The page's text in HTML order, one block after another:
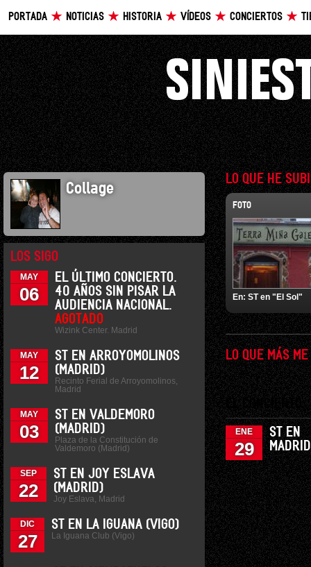
PORTADA NOTICIAS HISTORIA VÍDEOS CONCIERTOS
Collage
LOS SIGO
MAY
06
EL ÚLTIMO CONCIERTO.
40 AÑOS SIN PISAR LA
AUDIENCIA NACIONAL.
AGOTADO
Wizink Center. Madrid
MAY
12
ST EN ARROYOMOLINOS
(MADRID)
Recinto Ferial de Arroyomolinos,
Madrid
MAY
03
ST EN VALDEMORO
(MADRID)
Plaza de la Constitución de
Valdemoro (Madrid)
SEP
22
ST EN JOY ESLAVA
(MADRID)
Joy Eslava, Madrid
DIC
27
ST EN LA IGUANA (VIGO)
La Iguana Club (Vigo)
LO QUE HE
FOTO
En: ST en "El Sol"
LO QUE MÁS
EL CONCIERTO
ENE
29
ST EN
MADRID